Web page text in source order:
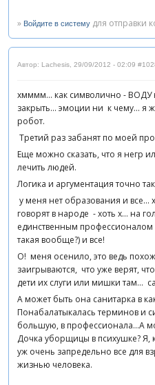
» Войдите в систему для отправки
Автор: Lachesis, 29/09/2012 - 02:09
хмммм... как символично - ВОДУ
закрыть... эмоции ни к чему... я
робот.
Третий раз забанят по моей
Еще можно сказать, что я негр
лечить людей.
Логика и аргументация точно
у меня нет образования и все...
говорят в народе - хоть х... на
единственным профессионалом
такая вообще?) и все!
О! меня осенило, это ведь
заигрываются, что уже верят,
дети их слуги или мишки там...
А может быть она санитарка в
Понабалатыкалась терминов и
большую, в профессионала...А
Дочка уборщицы в психушке? Я,
уж очень запредельно все для
жизнью человека.